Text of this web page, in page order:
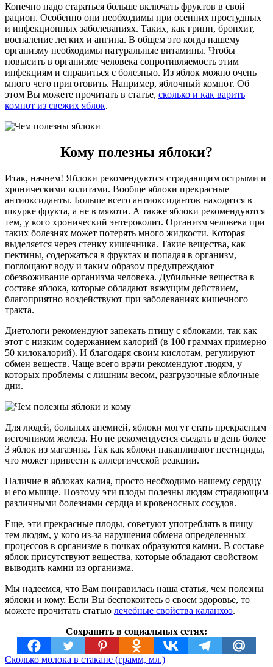
Конечно надо стараться больше включать фруктов в свой
рацион. Особенно они необходимы при осенних простудных
и инфекционных заболеваниях. Таких, как грипп, бронхит,
воспаление легких и ангина. В общем это когда нашему
организму необходимы натуральные витамины. Чтобы
повысить в организме человека сопротивляемость этим
инфекциям и справиться с болезнью. Из яблок можно очень
много чего приготовить. Например, яблочный компот. Об
этом Вы можете прочитать в статье, сколько и как варить
компот из свежих яблок.
Кому полезны яблоки?
Итак, начнем! Яблоки рекомендуются страдающим острыми и
хроническими колитами. Вообще яблоки прекрасные
антиоксиданты. Больше всего антиоксидантов находится в
шкурке фрукта, а не в мякоти. А также яблоки рекомендуются
тем, у кого хронический энтероколит. Организм человека при
таких болезнях может потерять много жидкости. Которая
выделяется через стенку кишечника. Такие вещества, как
пектины, содержаться в фруктах и попадая в организм,
поглощают воду и таким образом предупреждают
обезвоживание организма человека. Дубильные вещества в
составе яблока, которые обладают вяжущим действием,
благоприятно воздействуют при заболеваниях кишечного
тракта.
Диетологи рекомендуют запекать птицу с яблоками, так как
этот с низким содержанием калорий (в 100 граммах примерно
50 килокалорий). И благодаря своим кислотам, регулируют
обмен веществ. Чаще всего врачи рекомендуют людям, у
которых проблемы с лишним весом, разгрузочные яблочные
дни.
Для людей, больных анемией, яблоки могут стать прекрасным
источником железа. Но не рекомендуется съедать в день более
3 яблок из магазина. Так как яблоки накапливают пестициды,
что может привести к аллергической реакции.
Наличие в яблоках калия, просто необходимо нашему сердцу
и его мышце. Поэтому эти плоды полезны людям страдающим
различными болезнями сердца и кровеносных сосудов.
Еще, эти прекрасные плоды, советуют употреблять в пищу
тем людям, у кого из-за нарушения обмена определенных
процессов в организме в почках образуются камни. В составе
яблок присутствуют вещества, которые обладают свойством
выводить камни из организма.
Мы надеемся, что Вам понравилась наша статья, чем полезны
яблоки и кому. Если Вы беспокоитесь о своем здоровье, то
можете прочитать статью лечебные свойства каланхоэ.
Сохранить в социальных сетях:
Сколько молока в стакане (грамм, мл.)